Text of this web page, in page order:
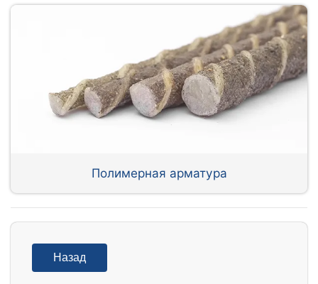
Полимерная арматура
Назад